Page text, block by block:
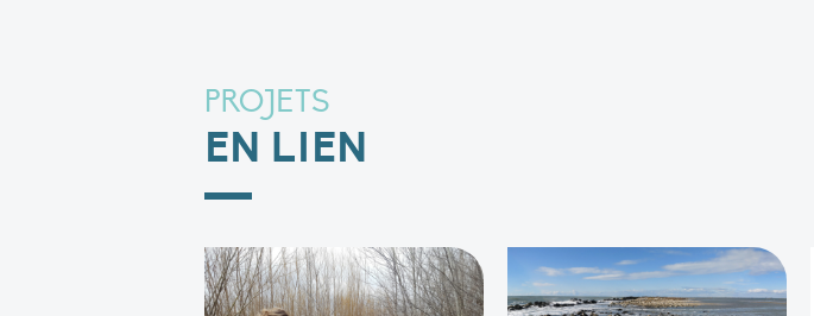
PROJETS
EN LIEN